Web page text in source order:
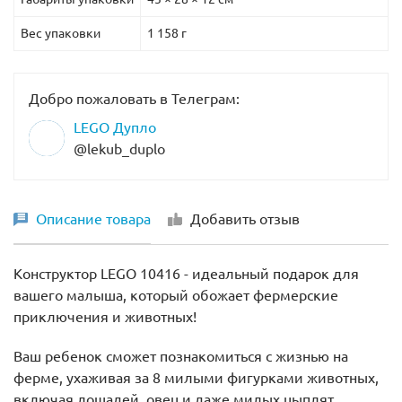
Вес упаковки 1 158 г
Добро пожаловать в Телеграм:
LEGO Дупло
@lekub_duplo
Описание товара Добавить отзыв
Конструктор LEGO 10416 - идеальный подарок для
вашего малыша, который обожает фермерские
приключения и животных!
Ваш ребенок сможет познакомиться с жизнью на
ферме, ухаживая за 8 милыми фигурками животных,